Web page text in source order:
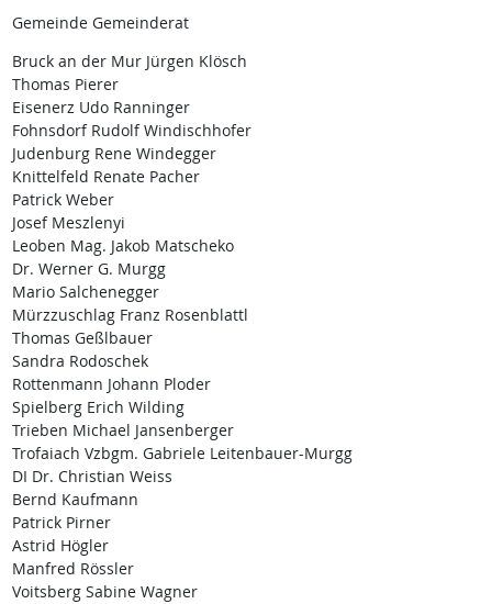
Gemeinde Gemeinderat
Bruck an der Mur Jürgen Klösch
Thomas Pierer
Eisenerz Udo Ranninger
Fohnsdorf Rudolf Windischhofer
Judenburg Rene Windegger
Knittelfeld Renate Pacher
Patrick Weber
Josef Meszlenyi
Leoben Mag. Jakob Matscheko
Dr. Werner G. Murgg
Mario Salchenegger
Mürzzuschlag Franz Rosenblattl
Thomas Geßlbauer
Sandra Rodoschek
Rottenmann Johann Ploder
Spielberg Erich Wilding
Trieben Michael Jansenberger
Trofaiach Vzbgm. Gabriele Leitenbauer-Murgg
DI Dr. Christian Weiss
Bernd Kaufmann
Patrick Pirner
Astrid Högler
Manfred Rössler
Voitsberg Sabine Wagner